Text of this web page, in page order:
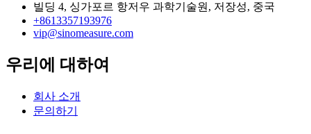
빌딩 4, 싱가포르 항저우 과학기술원, 저장성, 중국
+8613357193976
vip@sinomeasure.com
우리에 대하여
회사 소개
문의하기